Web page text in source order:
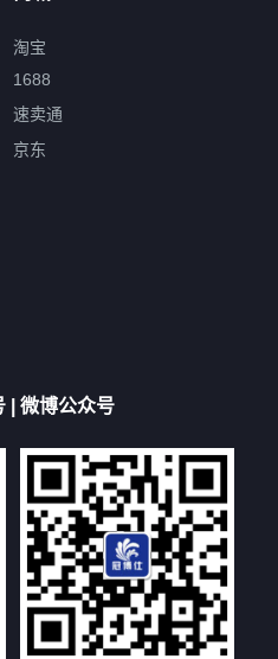
机
/半自动系列
四槽五槽多槽系列
机除油污
淘宝
1688
速卖通
京东
| 微博公众号